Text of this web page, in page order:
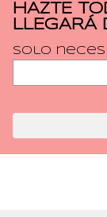
HAZTE
LLEGARÁ
Solo